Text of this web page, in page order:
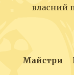
власний
Майстри